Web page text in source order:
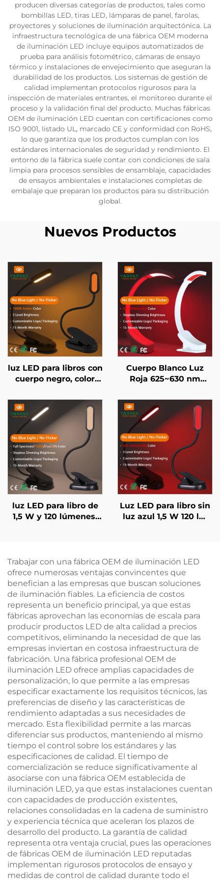
producen diversas categorías de productos, tales como
bombillas LED, tiras LED, lámparas de panel, farolas,
proyectores y soluciones de iluminación arquitectónica. La
infraestructura tecnológica de una fábrica OEM moderna
de iluminación LED incluye equipos automatizados de
prueba para análisis fotométrico, cámaras de ensayo
térmico y instalaciones de envejecimiento que aseguran la
durabilidad de los productos. Los sistemas de gestión de
calidad implementan protocolos rigurosos para la
inspección de materiales entrantes, el monitoreo durante el
proceso y la validación final del producto. Muchas fábricas
OEM de iluminación LED cuentan con certificaciones como
ISO 9001, listado UL, marcado CE y conformidad con RoHS,
lo que garantiza que los productos cumplan con los
estándares internacionales de seguridad y rendimiento. El
entorno de la fábrica suele contar con condiciones de sala
limpia para procesos sensibles de ensamblaje, capacidades
de ensayos ambientales e instalaciones completas de
embalaje que preparan los productos para su distribución
global.
Nuevos Productos
luz LED para libros con
cuerpo negro, color
azul
Cuerpo Blanco Luz
Roja 625~630 nm
Continua Memoria
Automática de Brillo
Batería de 800 mAh
Duración de 60 Horas
Carga Rápida en 1
Hora
luz LED para libro de
1,5 W y 120 lúmenes,
de 1600K, cuerpo
negro
Luz LED para libro sin
luz azul 1,5 W 120 lm
de lectura cuerpo
negro
Trabajar con una fábrica OEM de iluminación LED
ofrece numerosas ventajas convincentes que
benefician a las empresas que buscan soluciones
de iluminación fiables. La eficiencia de costos
representa un beneficio principal, ya que estas
fábricas aprovechan las economías de escala para
producir productos LED de alta calidad a precios
competitivos, eliminando la necesidad de que las
empresas inviertan en costosa infraestructura de
fabricación. Una fábrica profesional OEM de
iluminación LED ofrece amplias capacidades de
personalización, lo que permite a las empresas
especificar exactamente los requisitos técnicos, las
preferencias de diseño y las características de
rendimiento adaptadas a sus necesidades de
mercado. Esta flexibilidad permite a las marcas
diferenciar sus productos, manteniendo al mismo
tiempo el control sobre los estándares y las
especificaciones de calidad. El tiempo de
comercialización se reduce significativamente al
asociarse con una fábrica OEM establecida de
iluminación LED, ya que estas instalaciones cuentan
con capacidades de producción existentes,
relaciones consolidadas en la cadena de suministro
y experiencia técnica que aceleran los plazos de
desarrollo del producto. La garantía de calidad
representa otra ventaja crucial, pues las operaciones
de fábricas OEM de iluminación LED reputadas
implementan rigurosos protocolos de ensayo y
medidas de control de calidad durante todo el